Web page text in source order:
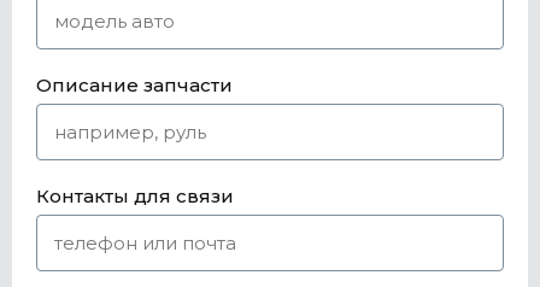
Описание запчасти
Контакты для связи